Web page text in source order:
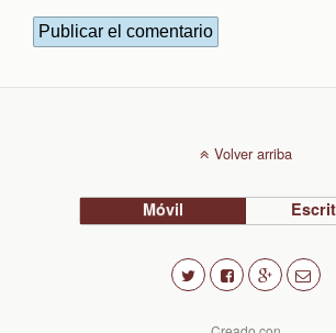
Volver arriba
Móvil